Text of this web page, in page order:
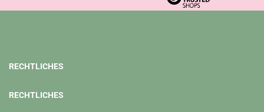
RECHTLICHES
RECHTLICHES